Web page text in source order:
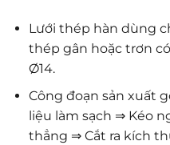
Lưới thép hàn dùng
thép gân hoặc trơn
Ø14.
Công đoạn sản xuất
liệu làm sạch ⇒ Kéo
thẳng ⇒ Cắt ra kích